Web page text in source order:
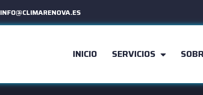
INFO@CLIMARENOVA.ES
INICIO SERVICIOS